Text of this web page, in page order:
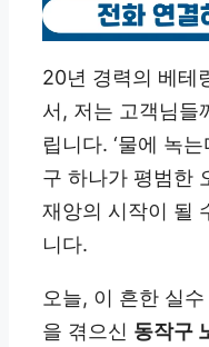
20년 경력의 베테
서, 저는 고객님들
립니다. ‘물에 녹는
구 하나가 평범한
재앙의 시작이 될
니다.
오늘, 이 흔한 실
을 겪으신 동작구